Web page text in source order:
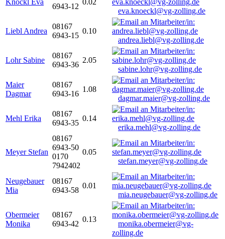
Knöckl Eva
6943-12
0.02
eva.knoeckl@vg-zolling.de
Liebl Andrea
08167
6943-15
0.10
andrea.liebl@vg-zolling.de
Lohr Sabine
08167
6943-36
2.05
sabine.lohr@vg-zolling.de
Maier
Dagmar
08167
6943-16
1.08
dagmar.maier@vg-zolling.de
Mehl Erika
08167
6943-35
0.14
erika.mehl@vg-zolling.de
Meyer Stefan
08167
6943-50
0170
7942402
0.05
stefan.meyer@vg-zolling.de
Neugebauer
Mia
08167
6943-58
0.01
mia.neugebauer@vg-zolling.de
Obermeier
Monika
08167
6943-42
0.13
monika.obermeier@vg-
zolling.de